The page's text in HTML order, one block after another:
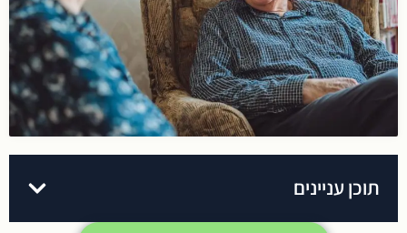
תוכן עניינים